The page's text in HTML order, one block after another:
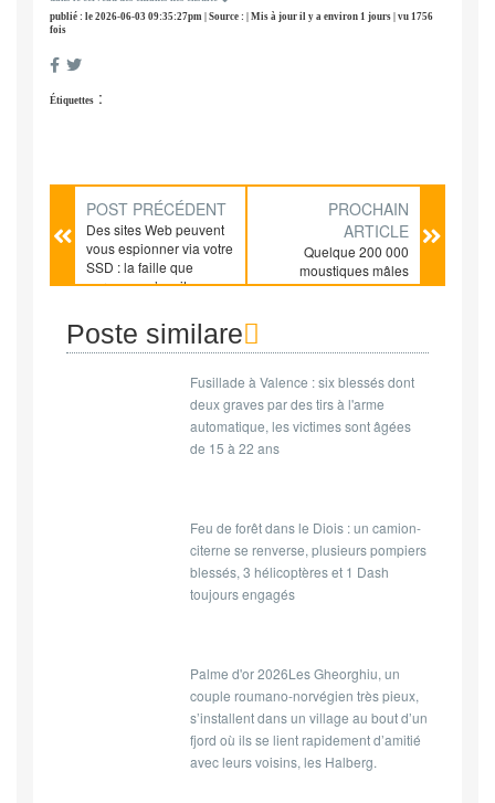
publié : le 2026-06-03 09:35:27pm | Source : | Mis à jour il y a environ 1 jours | vu 1756
fois
Étiquettes :
POST PRÉCÉDENT
Des sites Web peuvent
vous espionner via votre
SSD : la faille que
personne n’avait vue
PROCHAIN
ARTICLE
Quelque 200 000
moustiques mâles
relâchés chaque
choisit de mener une
expérience inédite
contre l'Aedes
albopictus. Et si la
Poste similare
Fusillade à Valence : six blessés dont
deux graves par des tirs à l'arme
automatique, les victimes sont âgées
de 15 à 22 ans
Feu de forêt dans le Diois : un camion-
citerne se renverse, plusieurs pompiers
blessés, 3 hélicoptères et 1 Dash
toujours engagés
Palme d'or 2026Les Gheorghiu, un
couple roumano-norvégien très pieux,
s’installent dans un village au bout d’un
fjord où ils se lient rapidement d’amitié
avec leurs voisins, les Halberg.